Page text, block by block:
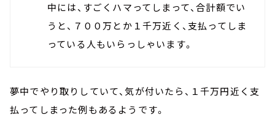
中には、すごくハマってしまって、合計額でい
うと、７００万とか１千万近く、支払ってしま
っている人もいらっしゃいます。
夢中でやり取りしていて、気が付いたら、１千万円近く支
払ってしまった例もあるようです。